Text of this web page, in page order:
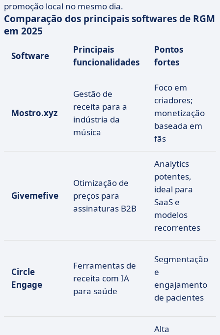
promoção local no mesmo dia.
Comparação dos principais softwares de RGM
em 2025
Software
Principais
funcionalidades
Pontos
fortes
Mostro.xyz
Gestão de
receita para a
indústria da
música
Foco em
criadores;
monetização
baseada em
fãs
Givemefive
Otimização de
preços para
assinaturas B2B
Analytics
potentes,
ideal para
SaaS e
modelos
recorrentes
Circle
Engage
Ferramentas de
receita com IA
para saúde
Segmentação
e
engajamento
de pacientes
Alta